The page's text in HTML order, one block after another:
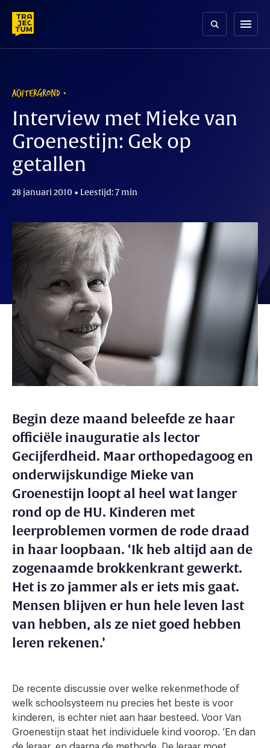
content
menu
ACHTERGROND
Interview met Mieke van
Groenestijn: Gek op
getallen
28 januari 2010 • Leestijd: 7 min
Begin deze maand beleefde ze haar
officiële inauguratie als lector
Gecijferdheid. Maar orthopedagoog en
onderwijskundige Mieke van
Groenestijn loopt al heel wat langer
rond op de HU. Kinderen met
leerproblemen vormen de rode draad
in haar loopbaan. ‘Ik heb altijd aan de
zogenaamde brokkenkrant gewerkt.
Het is zo jammer als er iets mis gaat.
Mensen blijven er hun hele leven last
van hebben, als ze niet goed hebben
leren rekenen.’
De recente discussie over welke rekenmethode of
welk schoolsysteem nu precies het beste is voor
kinderen, is echter niet aan haar besteed. Voor Van
Groenestijn staat het individuele kind voorop. ‘En dan